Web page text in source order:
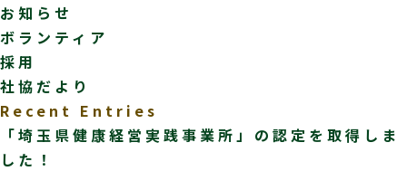
お知らせ
ボランティア
採用
社協だより
Recent Entries
「埼玉県健康経営実践事業所」の認定を取得しま
した！